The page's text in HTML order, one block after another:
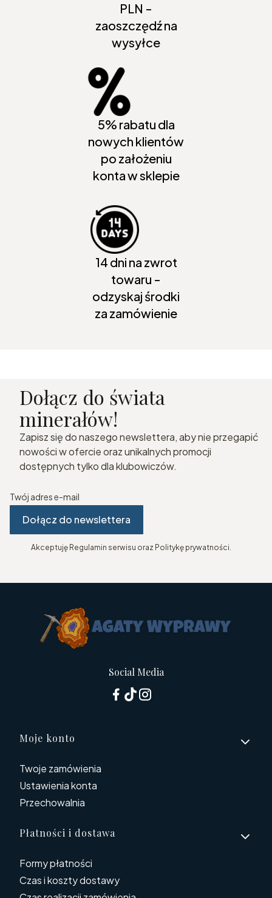
PLN -
zaoszczędź na
wysyłce
5% rabatu dla
nowych klientów
po założeniu
konta w sklepie
14 dni na zwrot
towaru -
odzyskaj środki
za zamówienie
Dołącz do świata
minerałów!
Zapisz się do naszego newslettera, aby nie przegapić
nowości w ofercie oraz unikalnych promocji
dostępnych tylko dla klubowiczów.
Twój adres e-mail
Dołącz do newslettera
Akceptuję Regulamin serwisu oraz Politykę prywatności.
Social Media
Linki w stopce
Moje konto
Twoje zamówienia
Ustawienia konta
Przechowalnia
Płatności i dostawa
Formy płatności
Czas i koszty dostawy